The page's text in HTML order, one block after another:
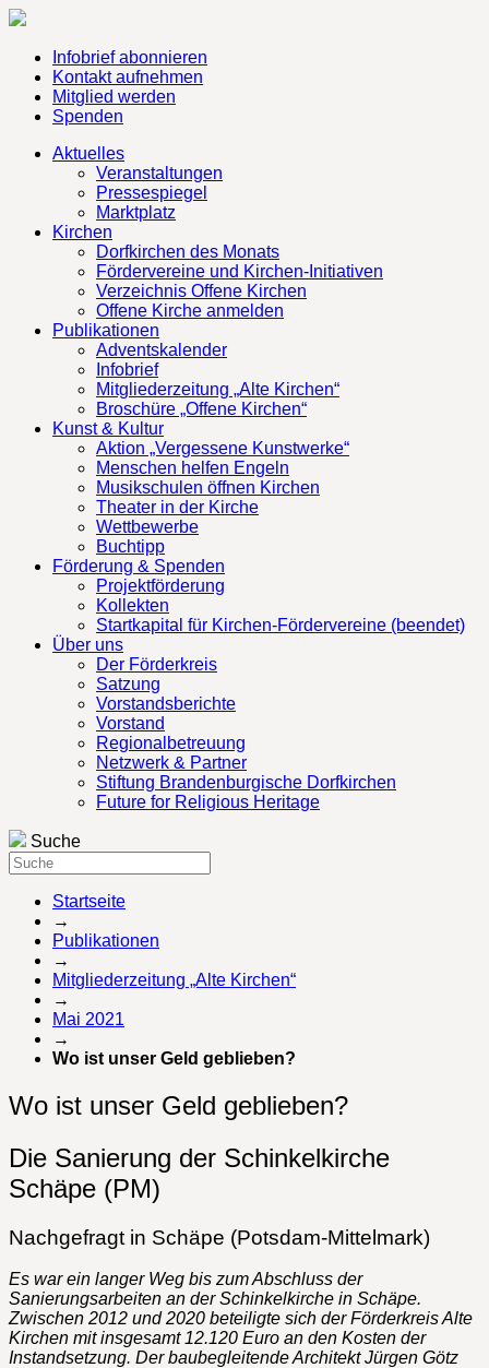
Infobrief abonnieren
Kontakt aufnehmen
Mitglied werden
Spenden
Aktuelles
Veranstaltungen
Pressespiegel
Marktplatz
Kirchen
Dorfkirchen des Monats
Fördervereine und Kirchen-Initiativen
Verzeichnis Offene Kirchen
Offene Kirche anmelden
Publikationen
Adventskalender
Infobrief
Mitgliederzeitung „Alte Kirchen“
Broschüre „Offene Kirchen“
Kunst & Kultur
Aktion „Vergessene Kunstwerke“
Menschen helfen Engeln
Musikschulen öffnen Kirchen
Theater in der Kirche
Wettbewerbe
Buchtipp
Förderung & Spenden
Projektförderung
Kollekten
Startkapital für Kirchen-Fördervereine (beendet)
Über uns
Der Förderkreis
Satzung
Vorstandsberichte
Vorstand
Regionalbetreuung
Netzwerk & Partner
Stiftung Brandenburgische Dorfkirchen
Future for Religious Heritage
Suche
Startseite
→
Publikationen
→
Mitgliederzeitung „Alte Kirchen“
→
Mai 2021
→
Wo ist unser Geld geblieben?
Wo ist unser Geld geblieben?
Die Sanierung der Schinkelkirche
Schäpe (PM)
Nachgefragt in Schäpe (Potsdam-Mittelmark)
Es war ein langer Weg bis zum Abschluss der
Sanierungsarbeiten an der Schinkelkirche in Schäpe.
Zwischen 2012 und 2020 beteiligte sich der Förderkreis Alte
Kirchen mit insgesamt 12.120 Euro an den Kosten der
Instandsetzung. Der baubegleitende Architekt Jürgen Götz